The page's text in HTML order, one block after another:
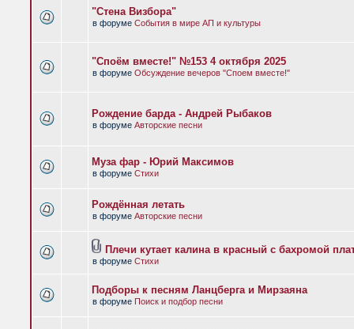
"Стена Визбора"
в форуме События в мире АП и культуры
"Споём вместе!" №153 4 октября 2025
в форуме Обсуждение вечеров "Споем вместе!"
Рождение барда - Андрей Рыбаков
в форуме Авторские песни
Муза фар - Юрий Максимов
в форуме Стихи
Рождённая летать
в форуме Авторские песни
Плечи кутает калина в красный с бахромой
в форуме Стихи
Подборы к песням Ланцберга и Мирзаяна
в форуме Поиск и подбор песни